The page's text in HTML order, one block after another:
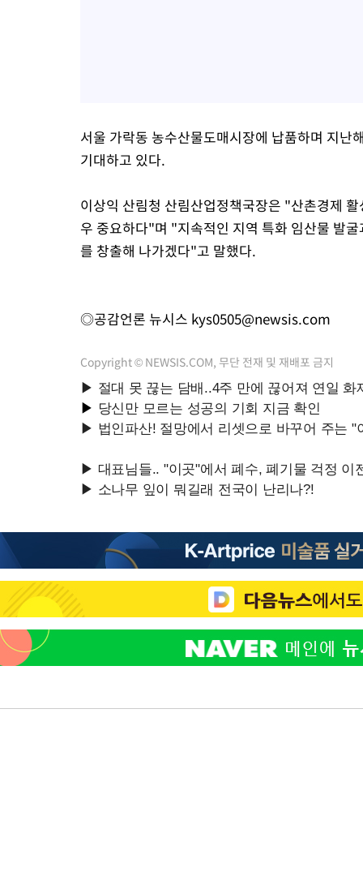
서울 가락동 농수산물도매시장에 납품하며 지
기대하고 있다.
이상익 산림청 산림산업정책국장은 "산촌경제
우 중요하다"며 "지속적인 지역 특화 임산물 발
를 창출해 나가겠다"고 말했다.
◎공감언론 뉴시스 kys0505@newsis.com
Copyright © NEWSIS.COM, 무단 전재 및 재배포 금지